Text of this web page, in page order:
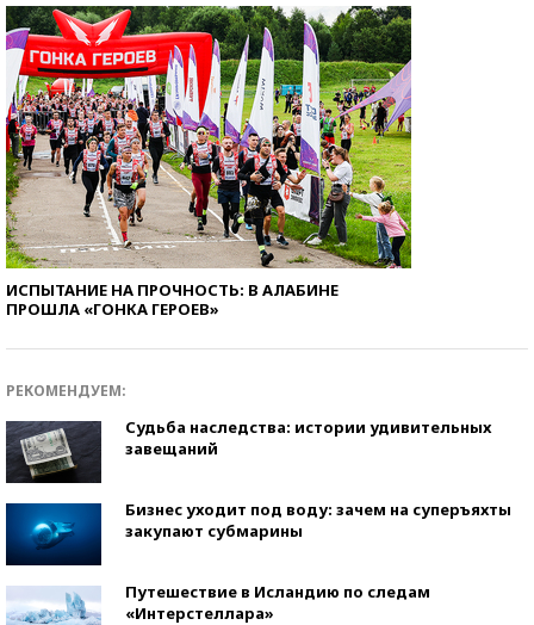
ИСПЫТАНИЕ НА ПРОЧНОСТЬ: В АЛАБИНЕ
ПРОШЛА «ГОНКА ГЕРОЕВ»
РЕКОМЕНДУЕМ:
Судьба наследства: истории удивительных
завещаний
Бизнес уходит под воду: зачем на суперъяхты
закупают субмарины
Путешествие в Исландию по следам
«Интерстеллара»